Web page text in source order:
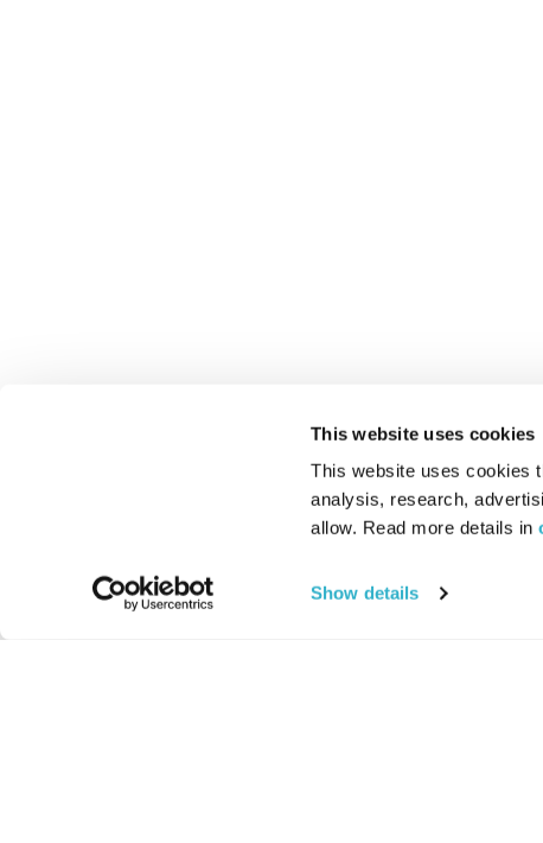
This website uses cookies
This website uses cookies
analysis, research,
allow. Read more details in
Show details